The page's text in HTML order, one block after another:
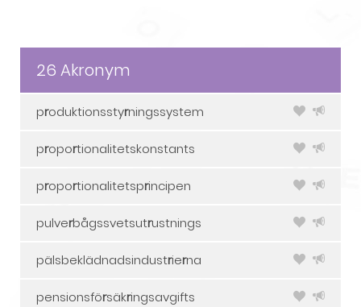
26 Akronym
produktionsstyrningssystem
proportionalitetskonstants
proportionalitetsprincipen
pulverbågssvetsutrustnings
pälsbeklädnadsindustrierna
pensionsförsäkringsavgifts